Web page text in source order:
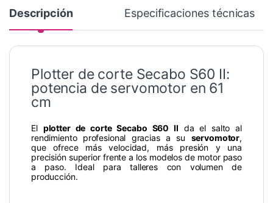
Descripción Especificaciones técnicas
Plotter de corte Secabo S60 II:
potencia de servomotor en 61
cm
El plotter de corte Secabo S60 II da el salto al
rendimiento profesional gracias a su servomotor,
que ofrece más velocidad, más presión y una
precisión superior frente a los modelos de motor paso
a paso. Ideal para talleres con volumen de
producción.